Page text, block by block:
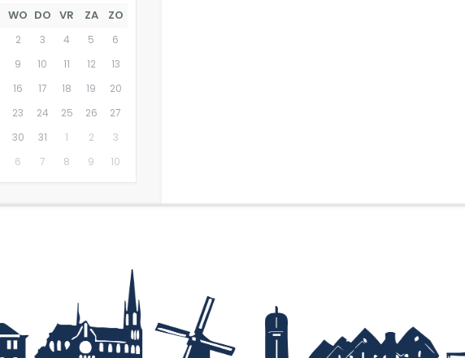
WO DO VR ZA ZO
2 3 4 5
6
9 10 11 12
13
16 17 18 19
20
23 24 25 26
27
30 31 1 2
3
6 7 8 9 10